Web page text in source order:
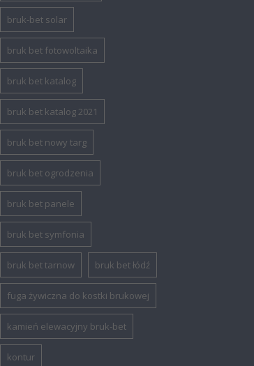
bruk-bet solar
bruk bet fotowoltaika
bruk bet katalog
bruk bet katalog 2021
bruk bet nowy targ
bruk bet ogrodzenia
bruk bet panele
bruk bet symfonia
bruk bet tarnow bruk bet łódź
fuga żywiczna do kostki brukowej
kamień elewacyjny bruk-bet
kontur